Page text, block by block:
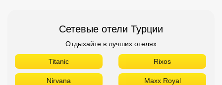
Сетевые отели Турции
Отдыхайте в лучших отелях
Titanic Rixos
Nirvana Maxx Royal